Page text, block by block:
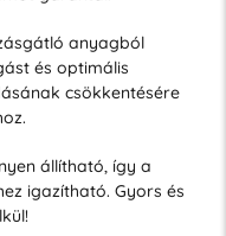
anyagból
és optimális
csökkentésére
állítható, így a
igazítható. Gyors és